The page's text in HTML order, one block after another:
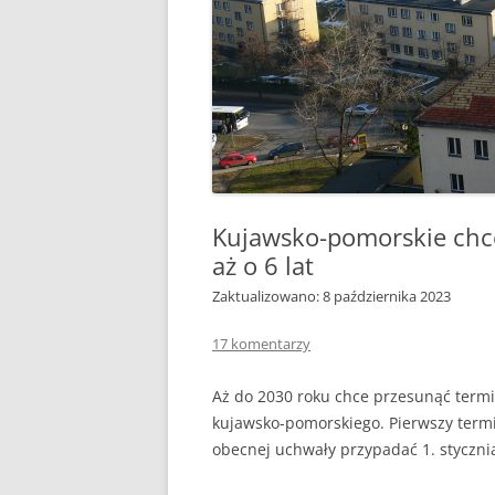
KIEDY, ZA CO, ILE TO
ZAKAZ PALENIA W
GDZIE JEST, GDZIE
ŻYĆ?
JAK PALIĆ DREWNEM
JAK PALIĆ KOKSEM
DYM I SADZA A
ZA GAZ
BRYKIET SŁOMIANY
CZY
Kujawsko-pomorskie
aż o 6 lat
Zaktualizowano: 8 października 2023
17 komentarzy
Aż do 2030 roku chce przesunąć
kujawsko-pomorskiego. Pierwszy
obecnej uchwały przypadać 1.